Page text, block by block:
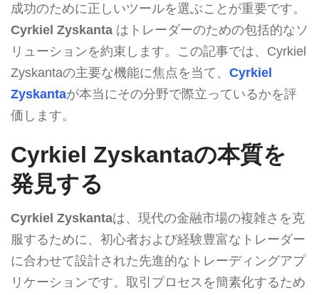
成功のために正しいツールを選ぶことが重要です。
Cyrkiel Zyskanta はトレーダーのための包括的なソ
リューションを約束します。この記事では、Cyrkiel
Zyskantaの主要な機能に焦点を当て、 Cyrkiel
Zyskantaが本当にその分野で際立っているかを評
価します。
Cyrkiel Zyskantaの本質を
発見する
Cyrkiel Zyskantaは、現代の金融市場の複雑さを克
服するために、初心者および経験豊富なトレーダー
に合わせて設計された先進的なトレーディングアプ
リケーションです。取引プロセスを簡素化するため